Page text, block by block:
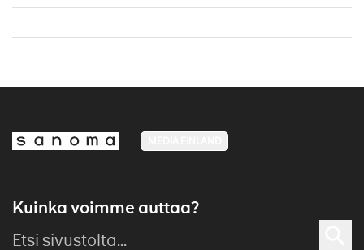
Kuinka voimme auttaa?